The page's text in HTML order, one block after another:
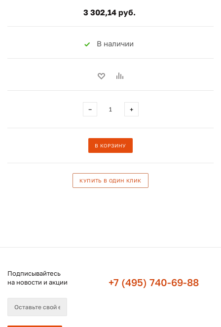
3 302,14 руб.
В наличии
− +
В КОРЗИНУ
КУПИТЬ В ОДИН КЛИК
Подписывайтесь
на новости и акции
+7 (495) 740-69-88